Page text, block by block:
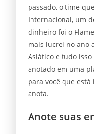
passado, o time
Internacional, um
dinheiro foi o
mais lucrei no ano
Asiático e tudo
anotado em uma
para você que
anota.
Anote suas